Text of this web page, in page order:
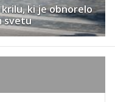
ki je obnorelo
svetu